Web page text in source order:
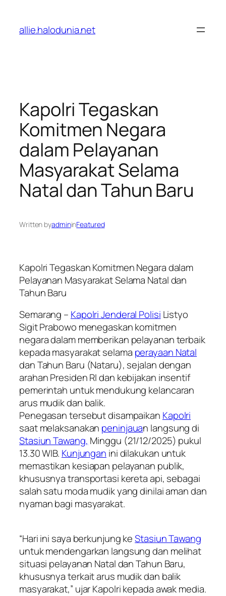
konten
allie.halodunia.net
Kapolri Tegaskan
Komitmen Negara
dalam Pelayanan
Masyarakat Selama
Natal dan Tahun Baru
Written byadmininFeatured
Kapolri Tegaskan Komitmen Negara dalam
Pelayanan Masyarakat Selama Natal dan
Tahun Baru
Semarang – Kapolri Jenderal Polisi Listyo
Sigit Prabowo menegaskan komitmen
negara dalam memberikan pelayanan terbaik
kepada masyarakat selama perayaan Natal
dan Tahun Baru (Nataru), sejalan dengan
arahan Presiden RI dan kebijakan insentif
pemerintah untuk mendukung kelancaran
arus mudik dan balik.
Penegasan tersebut disampaikan Kapolri
saat melaksanakan peninjauan langsung di
Stasiun Tawang, Minggu (21/12/2025) pukul
13.30 WIB. Kunjungan ini dilakukan untuk
memastikan kesiapan pelayanan publik,
khususnya transportasi kereta api, sebagai
salah satu moda mudik yang dinilai aman dan
nyaman bagi masyarakat.
“Hari ini saya berkunjung keStasiun Tawang
untuk mendengarkan langsung dan melihat
situasi pelayanan Natal dan Tahun Baru,
khususnya terkait arus mudik dan balik
masyarakat,” ujar Kapolri kepada awak media.